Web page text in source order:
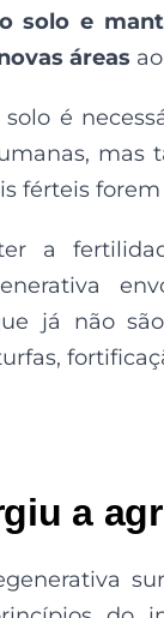
solo e
áreas
é
mas
férteis
a
já não
a